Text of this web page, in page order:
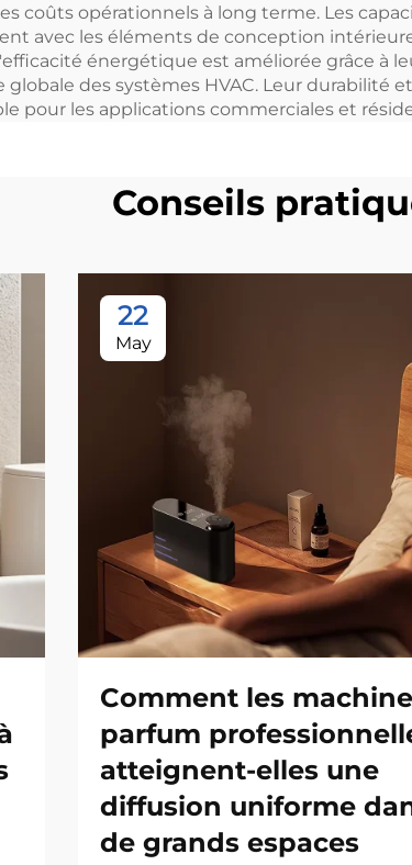
coûts opérationnels à long terme. Les
avec les éléments de conception
énergétique est améliorée grâce à
des systèmes HVAC. Leur durabilité
pour les applications commerciales et
Conseils
22
May
Comment les
parfum
atteignent-elles une
diffusion uniforme
de grands espaces